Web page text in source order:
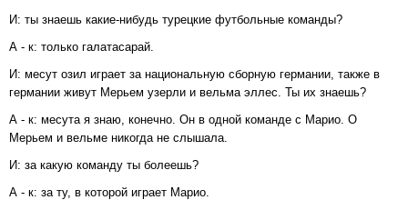
И: ты знаешь какие-нибудь турецкие футбольные команды?
А - к: только галатасарай.
И: месут озил играет за национальную сборную германии, также в
германии живут Мерьем узерли и вельма эллес. Ты их знаешь?
А - к: месута я знаю, конечно. Он в одной команде с Марио. О
Мерьем и вельме никогда не слышала.
И: за какую команду ты болеешь?
А - к: за ту, в которой играет Марио.